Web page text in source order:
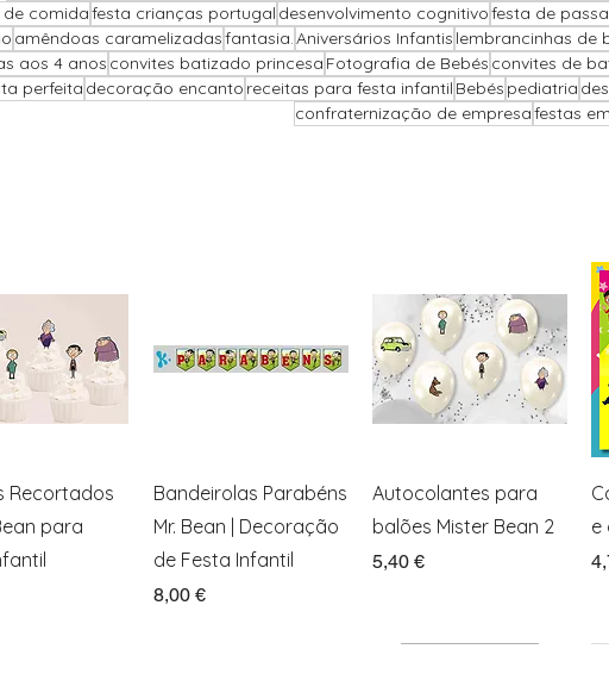
comidafesta crianças portugal desenvolvimento cognitivofesta de
amêndoas caramelizadasfantasia. Aniversários Infantis lembrancinhas de
aos 4 anos convites batizado princesa Fotografia de Bebés convites de
perfeita decoração encanto receitas para festa infantil Bebés pediatria
confraternização de empresafestas
rápida
Recortados
para
Visualização rápida
Bandeirolas Parabéns
Mr. Bean | Decoração
de Festa Infantil
Preço
8,00 €
Visualização rápida
Autocolantes para
balões Mister Bean 2
Preço
5,40 €
e